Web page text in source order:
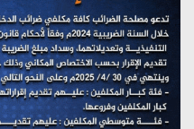
تستمعون لبرنامج (هندسة
يوليو 28, 2026
مؤتمر صحفي لمركز عين
على اليمن
يوليو 27, 2026